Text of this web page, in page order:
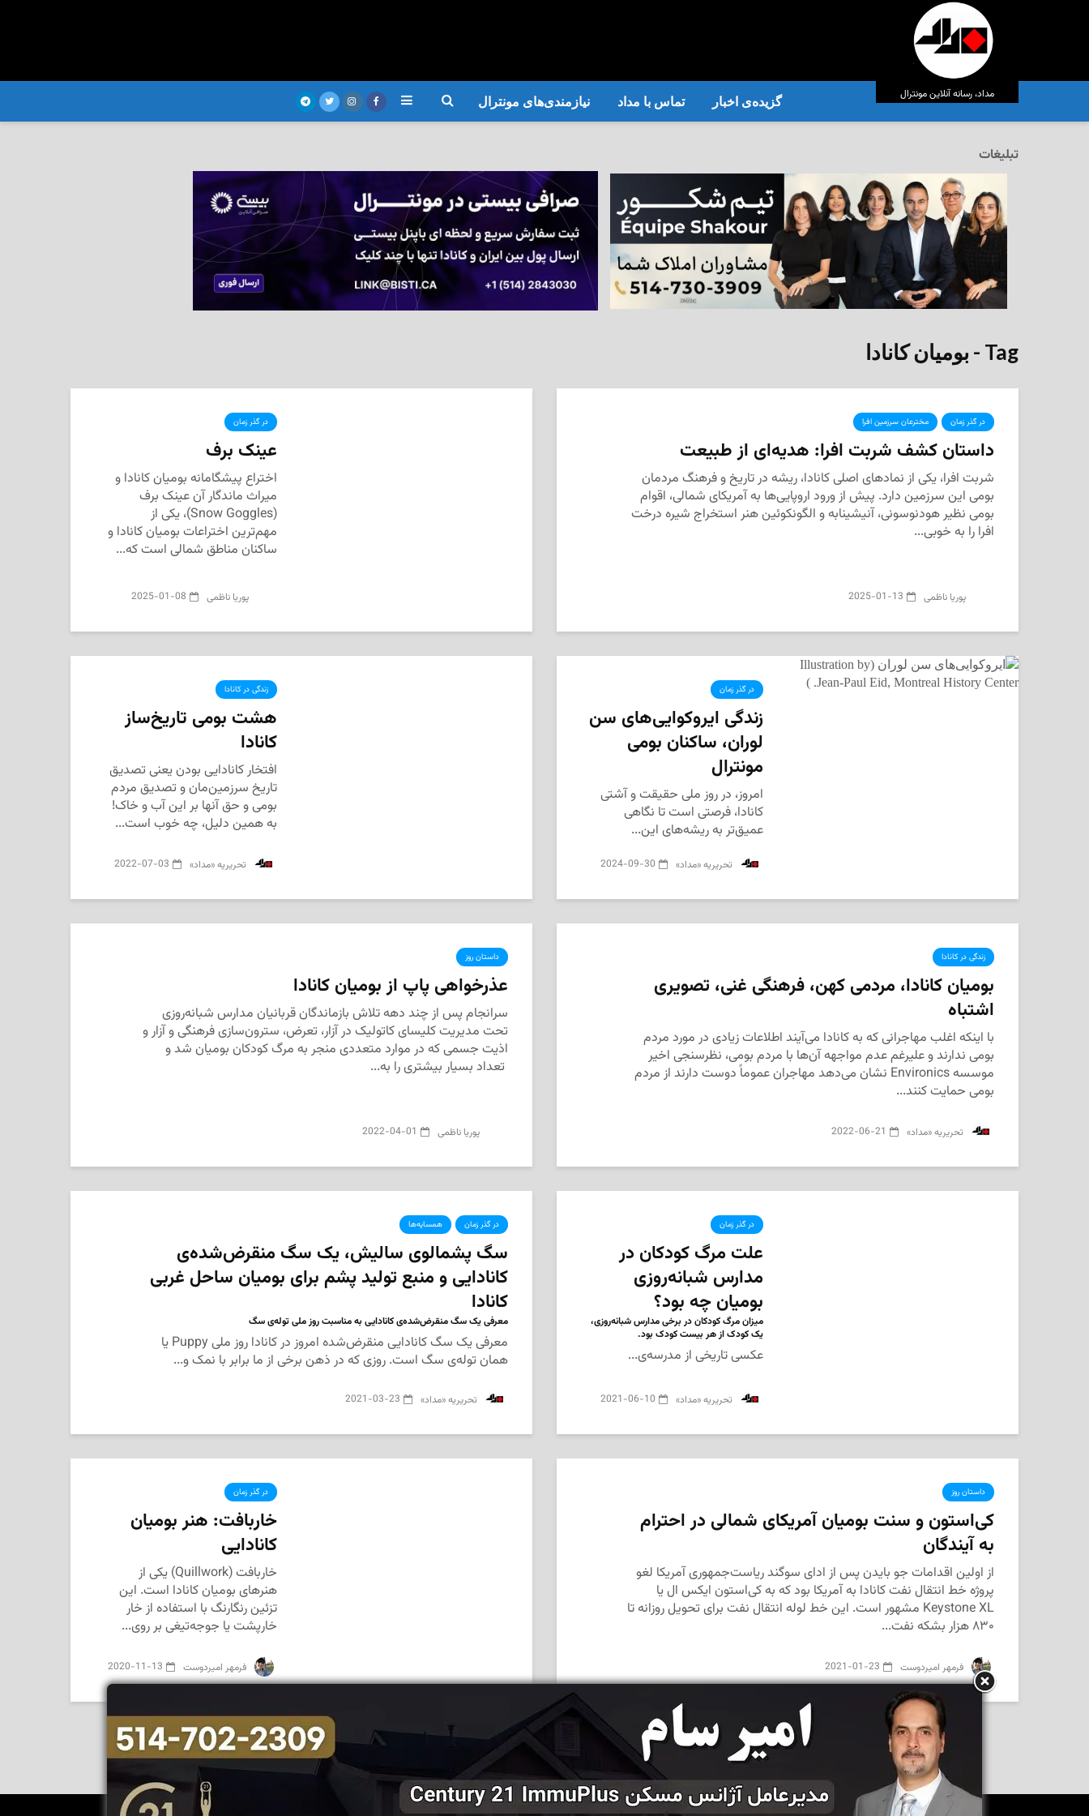
مداد، رسانه آنلاین مونترال گزیده‌ی‌ اخبار تماس با مداد نیازمندی‌های مونترال
تبلیغات
Tag - بومیان کانادا
در گذر زمان مخترعان سرزمین افرا
داستان کشف شربت افرا: هدیه‌ای از طبیعت
شربت افرا، یکی از نمادهای اصلی کانادا، ریشه در تاریخ و فرهنگ مردمان
بومی این سرزمین دارد. پیش از ورود اروپایی‌ها به آمریکای شمالی، اقوام
بومی نظیر هودنوسونی، آنیشینابه و الگونکوئین هنر استخراج شیره درخت
افرا را به خوبی...
پوریا ناظمی 2025-01-13
در گذر زمان
عینک برف
اختراع پیشگامانه بومیان کانادا و
میراث ماندگار آن عینک برف
(Snow Goggles)، یکی از
مهم‌ترین اختراعات بومیان کانادا و
ساکنان مناطق شمالی است که...
پوریا ناظمی 2025-01-08
در گذر زمان
زندگی ایروکوایی‌های سن
لوران، ساکنان بومی
مونترال
امروز، در روز ملی حقیقت و آشتی
کانادا، فرصتی است تا نگاهی
عمیق‌تر به ریشه‌های این...
‌ تحریریه «مداد» 2024-09-30
زندگی در کانادا
هشت بومی تاریخ‌ساز
کانادا
افتخار کانادایی بودن یعنی تصدیق
تاریخ سرزمین‌مان و تصدیق مردم
بومی و حق آنها بر این آب و خاک!
به همین دلیل، چه خوب است...
‌ تحریریه «مداد» 2022-07-03
زندگی در کانادا
بومیان کانادا، مردمی کهن، فرهنگی غنی، تصویری
اشتباه
با اینکه اغلب مهاجرانی که به کانادا می‌آیند اطلاعات زیادی در مورد مردم
بومی ندارند و علیرغم عدم مواجهه آن‌ها با مردم بومی، نظرسنجی اخیر
موسسه Environics نشان می‌دهد مهاجران عموماً دوست دارند از مردم
بومی حمایت کنند...
‌ تحریریه «مداد» 2022-06-21
داستان روز
عذرخواهی پاپ از بومیان کانادا
سرانجام پس از چند دهه تلاش بازماندگان قربانیان مدارس شبانه‌روزی
تحت مدیریت کلیسای کاتولیک در آزار، تعرض، سترون‌سازی فرهنگی و آزار و
اذیت جسمی که در موارد متعددی منجر به مرگ کودکان بومیان شد و
تعداد بسیار بیشتری را به...
پوریا ناظمی 2022-04-01
در گذر زمان
علت مرگ کودکان در
مدارس شبانه‌روزی
بومیان چه بود؟
میزان مرگ کودکان در برخی مدارس شبانه‌روزی،
یک کودک از هر بیست کودک بود.
عکسی تاریخی از مدرسه‌ی...
‌ تحریریه «مداد» 2021-06-10
در گذر زمان همسایه‌ها
سگ پشمالوی سالیش، یک سگ منقرض‌شده‌ی
کانادایی و منبع تولید پشم برای بومیان ساحل غربی
کانادا
معرفی یک سگ منقرض‌شده‌ی کانادایی به مناسبت روز ملی توله‌ی ‌سگ‌
معرفی یک سگ کانادایی منقرض‌شده امروز در کانادا روز ملی Puppy یا
همان توله‌ی سگ است. روزی که در ذهن برخی از ما برابر با نمک و...
‌ تحریریه «مداد» 2021-03-23
داستان روز
کی‌استون و سنت بومیان آمریکای شمالی در احترام
به آیندگان
از اولین اقدامات جو بایدن پس از ادای سوگند ریاست‌جمهوری آمریکا لغو
پروژه خط انتقال نفت کانادا به آمریکا بود که به کی‌استون ایکس ال یا
Keystone XL مشهور است. این خط لوله انتقال نفت برای تحویل روزانه تا
۸۳۰ هزار بشکه نفت...
‌ فرمهر امیردوست 2021-01-23
در گذر زمان
خاربافت: هنر بومیان
کانادایی
خاربافت (Quillwork) یکی از
هنرهای بومیان کانادا است. این
تزئین رنگارنگ با استفاده از خار
خارپشت یا جوجه‌تیغی بر روی...
‌ فرمهر امیردوست 2020-11-13
مداد، مجله آنلاین مونترال